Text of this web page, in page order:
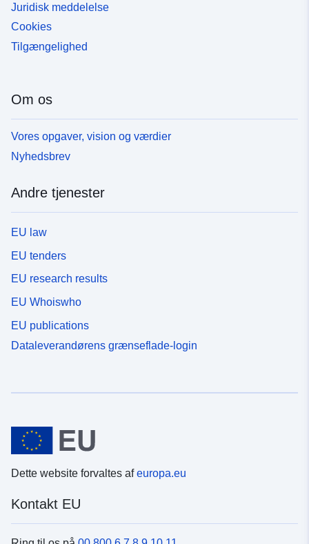
Juridisk meddelelse
Cookies
Tilgængelighed
Om os
Vores opgaver, vision og værdier
Nyhedsbrev
Andre tjenester
EU law
EU tenders
EU research results
EU Whoiswho
EU publications
Dataleverandørens grænseflade-login
Dette website forvaltes afeuropa.eu
Kontakt EU